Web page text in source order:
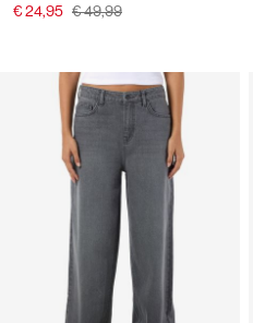
€ 24,95 € 49,99